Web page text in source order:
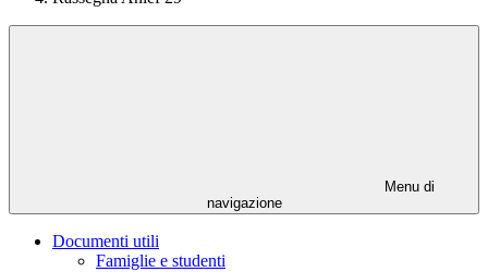
Menu di
navigazione
Documenti utili
Famiglie e studenti